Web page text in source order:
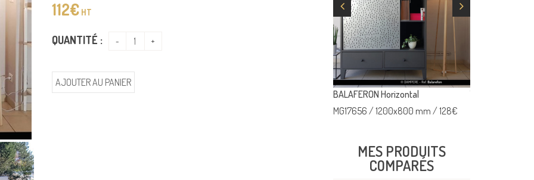
112€ HT
QUANTITÉ :
AJOUTER AU PANIER
mm/290
TOLE CADE Vertical
BALAFERON Horizontal
MG17656 /1200x800 mm /128€
MES PRODUITS
COMPARÉS